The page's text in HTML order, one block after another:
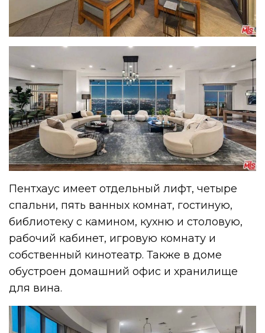
Пентхаус имеет отдельный лифт, четыре
спальни, пять ванных комнат, гостиную,
библиотеку с камином, кухню и столовую,
рабочий кабинет, игровую комнату и
собственный кинотеатр. Также в доме
обустроен домашний офис и хранилище
для вина.